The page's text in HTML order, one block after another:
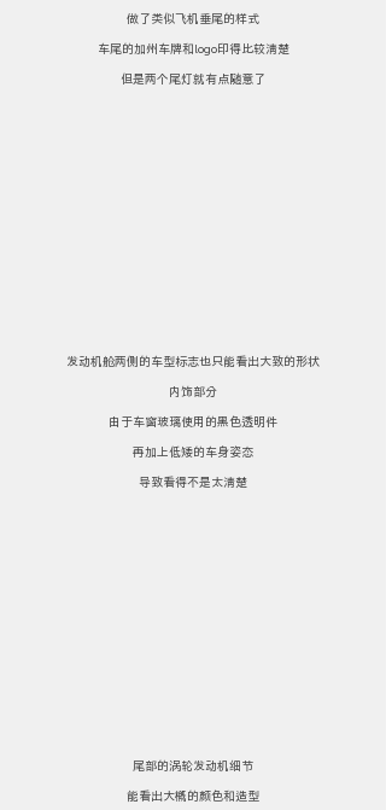
做了类似飞机垂尾的样式
车尾的加州车牌和logo印得比较清楚
但是两个尾灯就有点随意了
发动机舱两侧的车型标志也只能看出大致的形状
内饰部分
由于车窗玻璃使用的黑色透明件
再加上低矮的车身姿态
导致看得不是太清楚
尾部的涡轮发动机细节
能看出大概的颜色和造型